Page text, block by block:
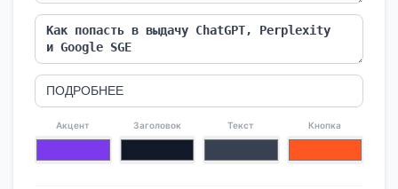
Акцент Заголовок Текст Кнопка